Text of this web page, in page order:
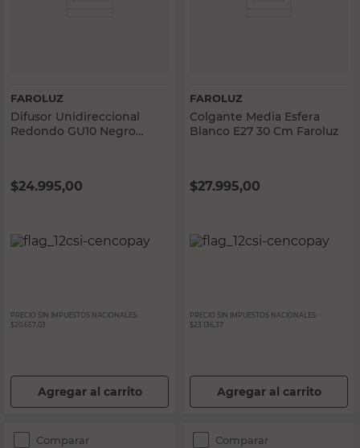
FAROLUZ
Difusor Unidireccional
Redondo GU10 Negro
$24.995,00
PRECIO SIN IMPUESTOS NACIONALES:
$20.657,03
Agregar al carrito
FAROLUZ
Colgante Media Esfera
Blanco E27 30 Cm Faroluz
$27.995,00
PRECIO SIN IMPUESTOS NACIONALES:
$23.136,37
Agregar al carrito
Comparar Comparar